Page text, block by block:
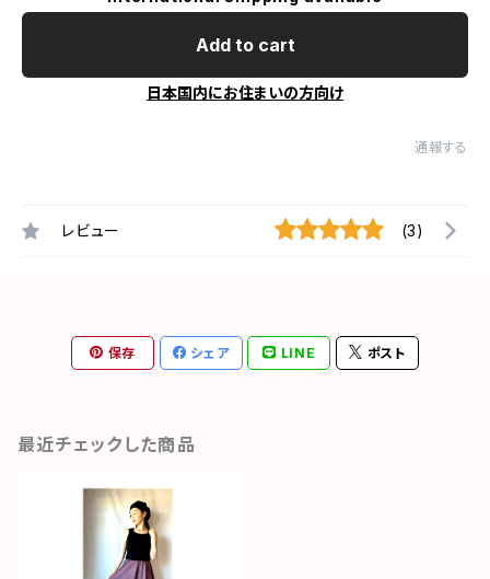
Add to cart
日本国内にお住まいの方向け
通報する
レビュー (3)
保存 シェア LINE ポスト
最近チェックした商品